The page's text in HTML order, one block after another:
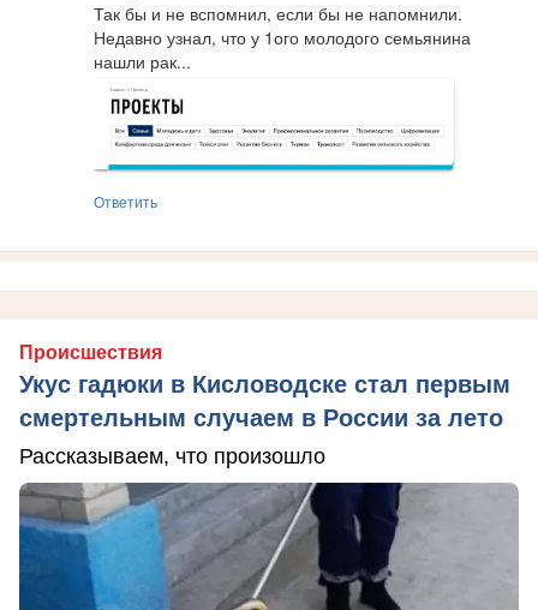
Так бы и не вспомнил, если бы не напомнили.
Недавно узнал, что у 1ого молодого семьянина
нашли рак...
Ответить
Происшествия
Укус гадюки в Кисловодске стал первым
смертельным случаем в России за лето
Рассказываем, что произошло